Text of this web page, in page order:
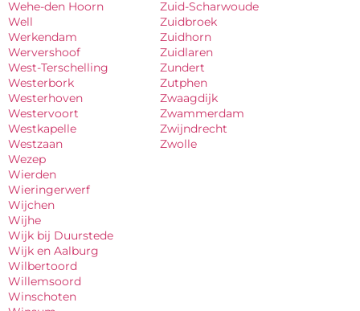
Wehe-den Hoorn
Well
Werkendam
Wervershoof
West-Terschelling
Westerbork
Westerhoven
Westervoort
Westkapelle
Westzaan
Wezep
Wierden
Wieringerwerf
Wijchen
Wijhe
Wijk bij Duurstede
Wijk en Aalburg
Wilbertoord
Willemsoord
Winschoten
Zuid-Scharwoude
Zuidbroek
Zuidhorn
Zuidlaren
Zundert
Zutphen
Zwaagdijk
Zwammerdam
Zwijndrecht
Zwolle